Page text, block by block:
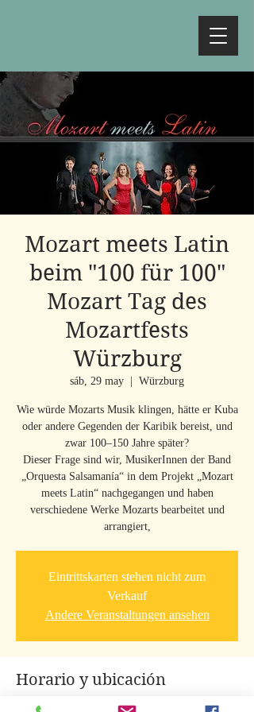
Mozart meets Latin
beim "100 für 100"
Mozart Tag des
Mozartfests
Würzburg
sáb, 29 may Würzburg
Wie würde Mozarts Musik klingen, hätte er Kuba
oder andere Gegenden der Karibik bereist, und
zwar 100–150 Jahre später?
Dieser Frage sind wir, MusikerInnen der Band
„Orquesta Salsamanía“ in dem Projekt „Mozart
meets Latin“ nachgegangen und haben
verschiedene Werke Mozarts bearbeitet und
arrangiert,
Eintrittskarten stehen nicht zum
Verkauf
Andere Veranstaltungen ansehen
Horario y ubicación